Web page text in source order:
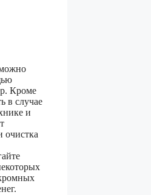
Кроме
в случае
и
очистка